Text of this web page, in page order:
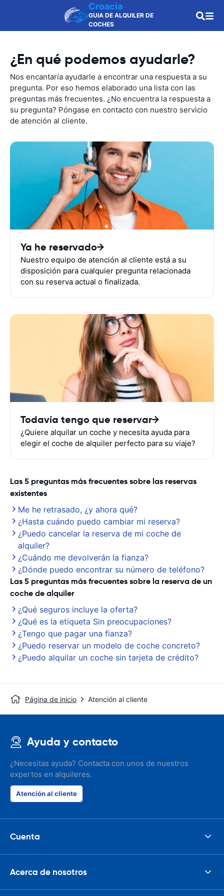
Croacia
GUIA DE ALQUILER DE
COCHES
¿En qué podemos ayudarle?
Nos encantaría ayudarle a encontrar una respuesta a su
pregunta. Por eso hemos elaborado una lista con las
preguntas más frecuentes. ¿No encuentra la respuesta a
su pregunta? Póngase en contacto con nuestro servicio
de atención al cliente.
Ya he reservado
Nuestro equipo de atención al cliente está a su
disposición para cualquier pregunta relacionada
con su reserva actual o finalizada.
Todavía tengo que reservar
¿Quiere alquilar un coche y necesita ayuda para
elegir el coche de alquiler perfecto para su viaje?
Las 5 preguntas más frecuentes sobre las reservas
existentes
Me he retrasado, ¿y ahora qué?
¿Hasta cuándo puedo cambiar mi reserva?
¿Puedo cancelar la reserva de mi coche de
alquiler?
¿Cuándo me devolverán la fianza?
¿Dónde puedo encontrar su número de teléfono?
Las 5 preguntas más frecuentes sobre la reserva de un
coche de alquiler
¿Qué seguros incluye la oferta?
¿Qué es la etiqueta Sin preocupaciones?
¿Tengo que pagar una fianza?
¿Puedo reservar un modelo de coche concreto?
¿Puedo alquilar un coche sin tarjeta de crédito?
Página de inicio Atención al cliente
Ayuda y contacto
¿Necesitas ayuda? Contacta con unos de nuestros
expertos en alquileres.
Atención al cliente
Cuenta
Acerca de nosotros